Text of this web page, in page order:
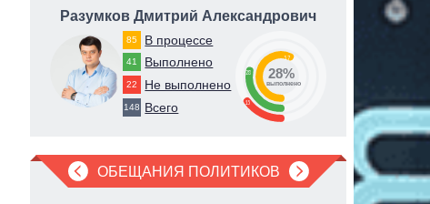
Разумков Дмитрий Александрович
85 В процессе
41 Выполнено
22 Не выполнено
148 Всего 15
28
57
28%
выполнено
ОБЕЩАНИЯ ПОЛИТИКОВ